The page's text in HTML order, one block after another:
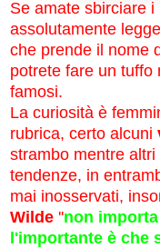
Se amate sbirciare
assolutamente
che prende il nome
potrete fare un tuffo
famosi.
La curiosità è
rubrica, certo alcuni
strambo mentre
tendenze, in
mai inosservati,
Wilde ''non
l'importante è che